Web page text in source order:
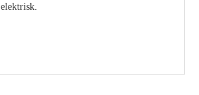
elektrisk.